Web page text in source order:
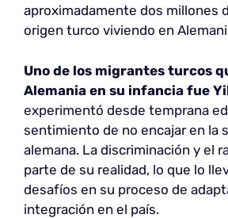
aproximadamente dos millones
origen turco viviendo en
Uno de los migrantes turcos
Alemania en su infancia fue
experimentó desde temprana
sentimiento de no encajar en la
alemana. La discriminación y el
parte de su realidad, lo que lo
desafíos en su proceso de
integración en el país.